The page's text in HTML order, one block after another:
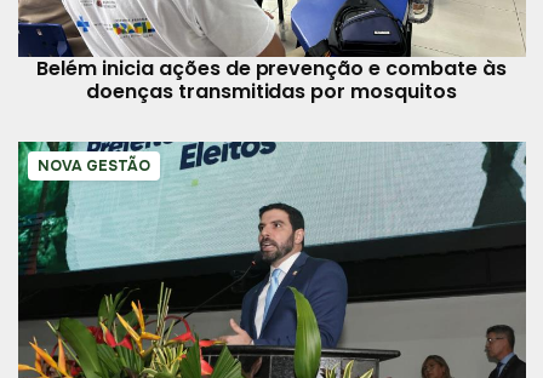
Belém inicia ações de prevenção e combate às
doenças transmitidas por mosquitos
NOVA GESTÃO